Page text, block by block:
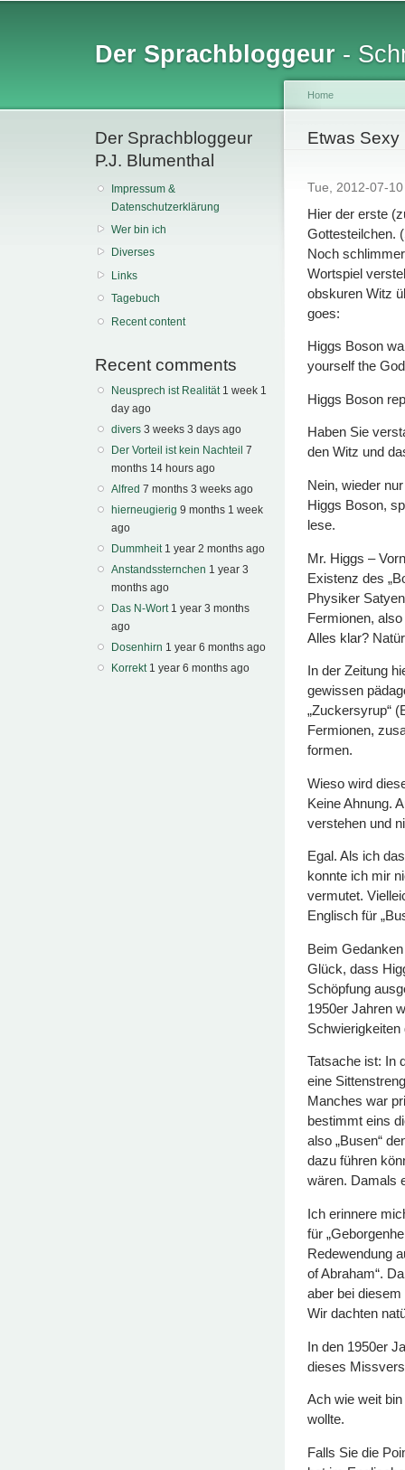
Der Sprachbloggeur -
Der Sprachbloggeur
P.J. Blumenthal
Impressum &
Datenschutzerklärung
Wer bin ich
Diverses
Links
Tagebuch
Recent content
Recent comments
Neusprech ist Realität 1 week 1
day ago
divers 3 weeks 3 days ago
Der Vorteil ist kein Nachteil 7
months 14 hours ago
Alfred 7 months 3 weeks ago
hierneugierig 9 months 1 week
ago
Dummheit 1 year 2 months ago
Anstandssternchen 1 year 3
months ago
Das N-Wort 1 year 3 months
ago
Dosenhirn 1 year 6 months ago
Korrekt 1 year 6 months ago
You are
Home
Etwas
Tue, 2012-07-
Hier der erste
Gottesteilchen.
Noch
Wortspiel
obskuren Witz
goes:
Higgs Boson
yourself the
Higgs Boson
Haben Sie
den Witz und
Nein, wieder
Higgs Boson,
lese.
Mr. Higgs –
Existenz des
Physiker
Fermionen,
Alles klar?
In der Zeitung
gewissen
„Zuckersyrup“
Fermionen,
formen.
Wieso wird
Keine Ahnung.
verstehen und
Egal. Als ich
konnte ich mir
vermutet.
Englisch für
Beim
Glück, dass
Schöpfung
1950er Jahren
Schwierigkeiten
Tatsache ist: In
eine
Manches war
bestimmt eins
also „Busen“
dazu führen
wären. Damals
Ich erinnere
für
Redewendung
of Abraham“.
aber bei
Wir dachten
In den 1950er
dieses
Ach wie weit
wollte.
Falls Sie die